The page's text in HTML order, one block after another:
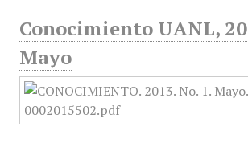
Conocimiento UANL,
Mayo